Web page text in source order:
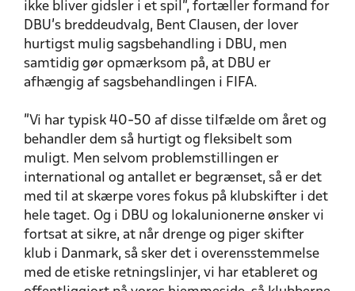
ikke bliver gidsler i et spil”, fortæller formand for
DBU’s breddeudvalg, Bent Clausen, der lover
hurtigst mulig sagsbehandling i DBU, men
samtidig gør opmærksom på, at DBU er
afhængig af sagsbehandlingen i FIFA.
”Vi har typisk 40-50 af disse tilfælde om året og
behandler dem så hurtigt og fleksibelt som
muligt. Men selvom problemstillingen er
international og antallet er begrænset, så er det
med til at skærpe vores fokus på klubskifter i det
hele taget. Og i DBU og lokalunionerne ønsker vi
fortsat at sikre, at når drenge og piger skifter
klub i Danmark, så sker det i overensstemmelse
med de etiske retningslinjer, vi har etableret og